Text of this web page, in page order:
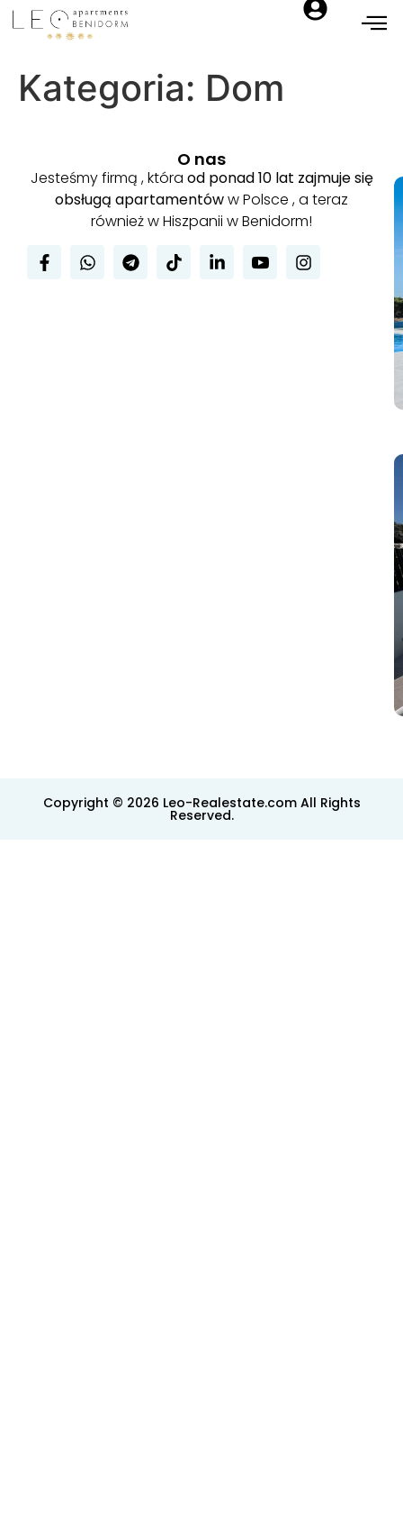
Kategoria: Dom
O nas
Jesteśmy firmą , która od ponad 10 lat zajmuje się
obsługą apartamentóww Polsce , a teraz
również w Hiszpanii w Benidorm!
Copyright © 2026 Leo-Realestate.com All Rights
Reserved.